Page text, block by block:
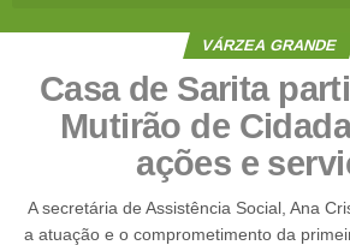
VÁRZEA GRANDE
Casa de Sarita
Mutirão de
ações e
A secretária de Assistência Social, Ana
a atuação e o comprometimento da